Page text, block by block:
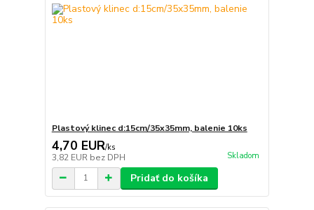
Plastový klinec d:15cm/35x35mm, balenie 10ks
4,70 EUR/ks
3,82 EUR bez DPH Skladom
Pridať do košíka